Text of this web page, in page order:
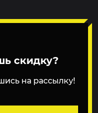
скидку?
на рассылку!